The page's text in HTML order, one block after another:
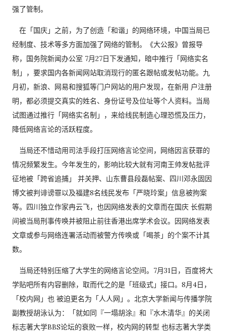
强了管制。
在「国庆」之前，为了创造「和谐」的网络环境，中国当局已
经制度、技术等多方面加强了网络的管制。《大公报》曾报导
称，国务院新闻办公室 7月27日下发通知，暗中推行「网络实名
制」，要求国内各新闻网站取消现行的匿名跟帖或发帖功能。九
月初，新浪、网易和搜狐等门户网站的用户发现，在新用 户注册
明，都必须提交真实的姓名、身份证号及位址等个人资料。当局
试图通过推行「网络实名制」，来给线民制造心理恐慌及压力，
降低网络言论的活跃程度。
当局还不惜动用司法手段打压网络言论空间，网络因言获罪的
情况频繁发生。今年发生的，影响比较大就有河南王帅发帖批评
征地被「跨省追捕」 并关押、山东曹县段磊帖案、四川邓永固因
博文被判诽谤罪以及福建8名线民发布「严晓玲案」信息被拘案
等。四川独立作家冉云飞，也因网络发表的文章而在国庆 长假期
间被当局刑事传唤并被阻止前往香港出席学术会议。因网络发表
文章或参与网络连署活动而被警方传唤或「喝茶」的个案不计其
数。
当局还特别压缩了大学生的网络言论空间。7月31日，百度将大
学贴吧所有内容删除，取而代之的是「班级式」接口。8月4日，
「校内网」也 被迫更名为「人人网」。北京大学新闻与传播学院
副教授胡泳认为：「就如同『一塌胡涂』和『水木清华』的关闭
标志著大学BBS论坛的衰败一样，校内网的转型 也标志著大学类